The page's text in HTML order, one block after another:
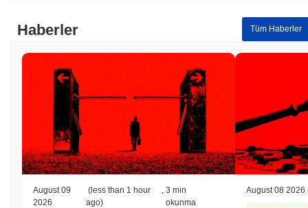
Haberler Tüm Haberler
August 09
2026
(less than 1 hour
ago)
3 min
okunma
August 08 2026